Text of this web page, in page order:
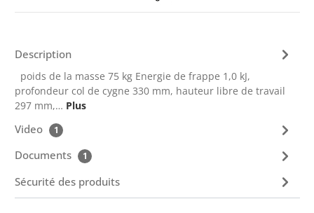
Description
poids de la masse 75 kg Energie de frappe 1,0 kJ,
profondeur col de cygne 330 mm, hauteur libre de travail
297 mm,… Plus
Video 1
Documents 1
Sécurité des produits